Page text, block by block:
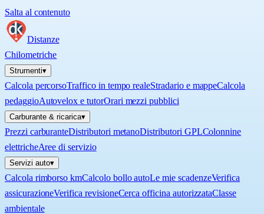
Salta al contenuto
Distanze
Chilometriche
Strumenti▾
Calcola percorsoTraffico in tempo realeStradario e mappeCalcola
pedaggioAutovelox e tutorOrari mezzi pubblici
Carburante & ricarica▾
Prezzi carburanteDistributori metanoDistributori GPLColonnine
elettricheAree di servizio
Servizi auto▾
Calcola rimborso kmCalcolo bollo autoLe mie scadenzeVerifica
assicurazioneVerifica revisioneCerca officina autorizzataClasse
ambientale